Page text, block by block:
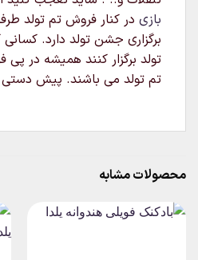
بازی در کنار فروش تم تولد
برگزاری جشن تولد دارد.
تولد برگزار کنند همیشه در پی
تم تولد می باشند. پیش دستی و
محصولات مشابه